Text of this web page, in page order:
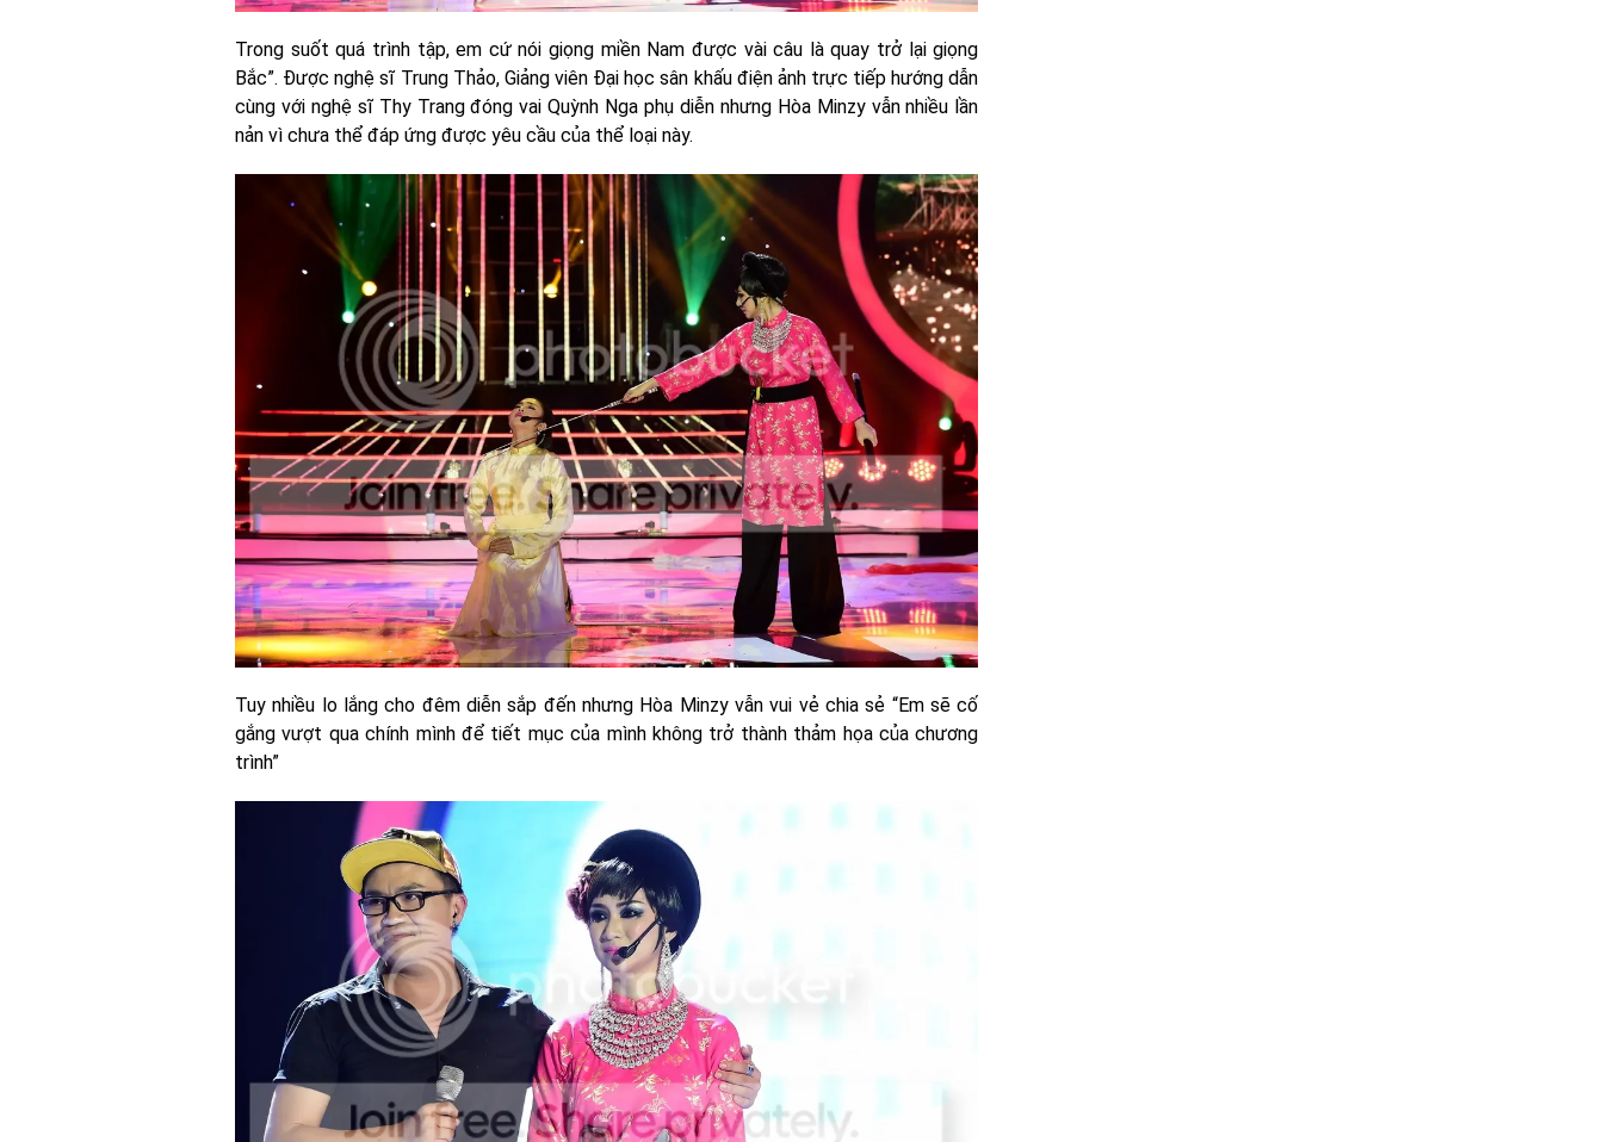
Trong suốt quá trình tập, em cứ nói giọng miền Nam được vài câu là quay trở lại giọng
Bắc”. Được nghệ sĩ Trung Thảo, Giảng viên Đại học sân khấu điện ảnh trực tiếp hướng dẫn
cùng với nghệ sĩ Thy Trang đóng vai Quỳnh Nga phụ diễn nhưng Hòa Minzy vẫn nhiều lần
nản vì chưa thể đáp ứng được yêu cầu của thể loại này.
Tuy nhiều lo lắng cho đêm diễn sắp đến nhưng Hòa Minzy vẫn vui vẻ chia sẻ “Em sẽ cố
gắng vượt qua chính mình để tiết mục của mình không trở thành thảm họa của chương
trình”